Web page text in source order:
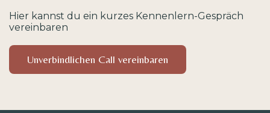
Hier kannst du ein kurzes Kennenlern-Gespräch
vereinbaren
Unverbindlichen Call vereinbaren